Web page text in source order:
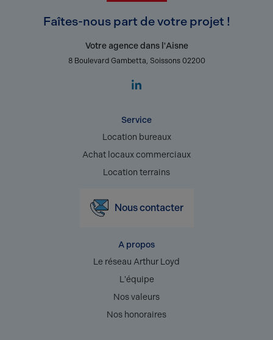
Faîtes-nous part de votre projet !
Votre agence dans l'Aisne
8 Boulevard Gambetta, Soissons 02200
Service
Location bureaux
Achat locaux commerciaux
Location terrains
Nous contacter
A propos
Le réseau Arthur Loyd
L'équipe
Nos valeurs
Nos honoraires